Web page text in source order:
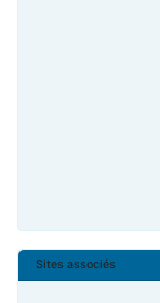
Sites associés